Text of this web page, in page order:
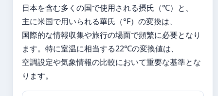
日本を含む多くの国で使用される摂氏（℃）と、
主に米国で用いられる華氏（°F）の変換は、
国際的な情報収集や旅行の場面で頻繁に必要となり
ます。特に室温に相当する22℃の変換値は、
空調設定や気象情報の比較において重要な基準とな
ります。